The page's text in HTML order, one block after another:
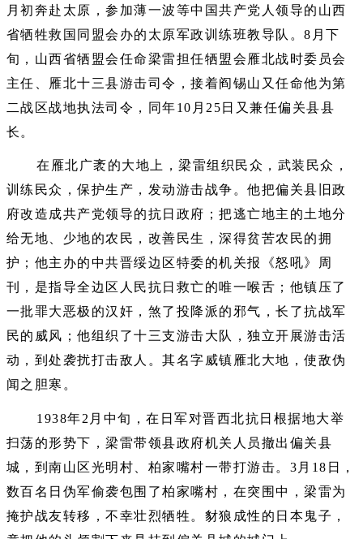
月初奔赴太原，参加薄一波等中国共产党人领导的山西
省牺牲救国同盟会办的太原军政训练班教导队。8月下
旬，山西省牺盟会任命梁雷担任牺盟会雁北战时委员会
主任、雁北十三县游击司令，接着阎锡山又任命他为第
二战区战地执法司令，同年10月25日又兼任偏关县县
长。
在雁北广袤的大地上，梁雷组织民众，武装民众，
训练民众，保护生产，发动游击战争。他把偏关县旧政
府改造成共产党领导的抗日政府；把逃亡地主的土地分
给无地、少地的农民，改善民生，深得贫苦农民的拥
护；他主办的中共晋绥边区特委的机关报《怒吼》周
刊，是指导全边区人民抗日救亡的唯一喉舌；他镇压了
一批罪大恶极的汉奸，煞了投降派的邪气，长了抗战军
民的威风；他组织了十三支游击大队，独立开展游击活
动，到处袭扰打击敌人。其名字威镇雁北大地，使敌伪
闻之胆寒。
1938年2月中旬，在日军对晋西北抗日根据地大举
扫荡的形势下，梁雷带领县政府机关人员撤出偏关县
城，到南山区光明村、柏家嘴村一带打游击。3月18日，
数百名日伪军偷袭包围了柏家嘴村，在突围中，梁雷为
掩护战友转移，不幸壮烈牺牲。豺狼成性的日本鬼子，